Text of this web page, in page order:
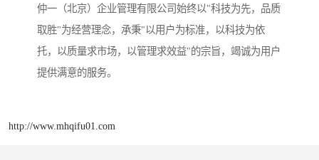
仲一（北京）企业管理有限公司始终以"科技为先，品质
取胜"为经营理念，承秉"以用户为标准，以科技为依
托，以质量求市场，以管理求效益"的宗旨，竭诚为用户
提供满意的服务。
http://www.mhqifu01.com